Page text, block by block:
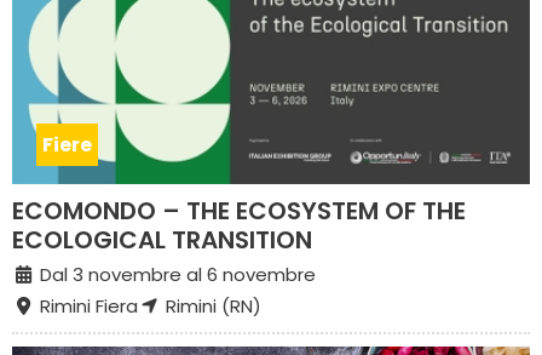
Fiere
ECOMONDO – THE ECOSYSTEM OF THE
ECOLOGICAL TRANSITION
Dal 3 novembre al 6 novembre
Rimini Fiera
Rimini (RN)